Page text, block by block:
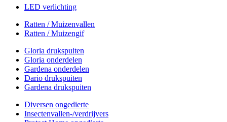
LED verlichting
Ratten / Muizenvallen
Ratten / Muizengif
Gloria drukspuiten
Gloria onderdelen
Gardena onderdelen
Dario drukspuiten
Gardena drukspuiten
Diversen ongedierte
Insectenvallen-/verdrijvers